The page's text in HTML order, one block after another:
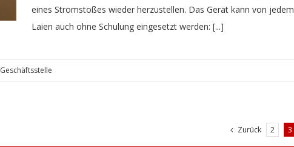
eines Stromstoßes wieder herzustellen. Das Gerät kann von jedem
Laien auch ohne Schulung eingesetzt werden: [...]
Geschäftsstelle
Zurück 2 3